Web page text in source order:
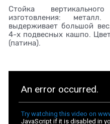
Стойка
изготовления:
выдерживает большой
4-х подвесных кашпо.
(патина).